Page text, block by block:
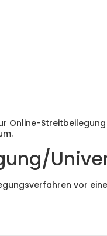
Online-
vor